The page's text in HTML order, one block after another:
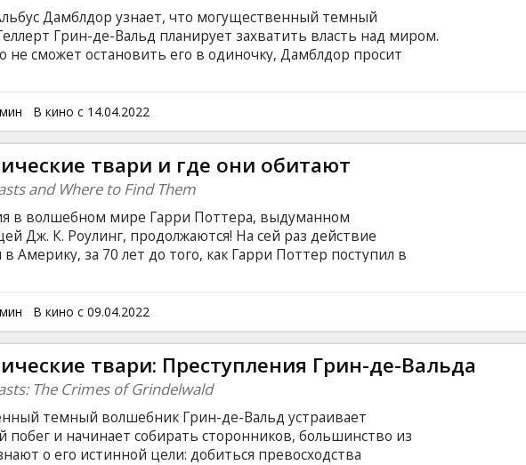
Дамблдор узнает, что могущественный темный
Грин-де-Вальд планирует захватить власть над миром.
не сможет остановить его в одиночку, Дамблдор просит
и одного отважного магла-пекаря. Им предстоят невероятно
встреча со старыми и укрощение новых магических
со сторонниками Грин-де-Вальда, которых становится все
на английском языке с субтитрами на латышском и русском
В кино с 14.04.2022
твари и где они обитают
and Where to Find Them
в волшебном мире Гарри Поттера, выдуманном
Дж. К. Роулинг, продолжаются! На сей раз действие
в Америку, за 70 лет до того, как Гарри Поттер поступил в
Йорк после кругосветного путешествия с чемоданом,
фантастических тварей в мире. Встреча с неловким магглом
плачевно - чемодан случайно открыт и все
существа, собранные Скамандером, пускаются в бега...
языке с субтитрами на латышском и русском языках.
В кино с 09.04.2022
твари: Преступления Грин-де-Вальда
The Crimes of Grindelwald
темный волшебник Грин-де-Вальд устраивает
побег и начинает собирать сторонников, большинство из
о его истинной цели: добиться превосходства